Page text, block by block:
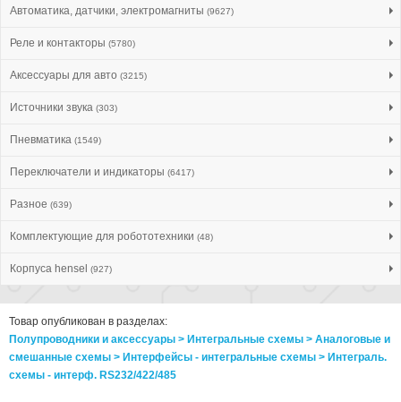
Автоматика, датчики, электромагниты (9627)
Реле и контакторы (5780)
Аксессуары для авто (3215)
Источники звука (303)
Пневматика (1549)
Переключатели и индикаторы (6417)
Разное (639)
Комплектующие для робототехники (48)
Корпуса hensel (927)
Товар опубликован в разделах:
Полупроводники и аксессуары > Интегральные схемы > Аналоговые и
смешанные схемы > Интерфейсы - интегральные схемы > Интеграль.
схемы - интерф. RS232/422/485